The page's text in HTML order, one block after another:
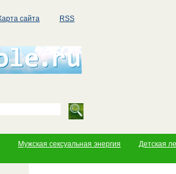
сайта RSS
Мужская сексуальная энергия Детская